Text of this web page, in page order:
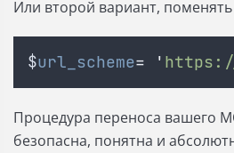
Или второй вариант, поменять
$url_scheme= '
Процедура переноса вашего
безопасна, понятна и